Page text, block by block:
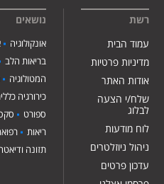
רשת
עמוד הבית
מדיניות פרטיות
אודות האתר
שלח/י הצעה
לבלוג
לוח מודעות
ניהול ניוזלטרים
עדכון פרטים
נושאים
אונקולוגיה
בריאות הלב
המטולוגיה
כירורגיה
ספורט
ריאות
תזונה